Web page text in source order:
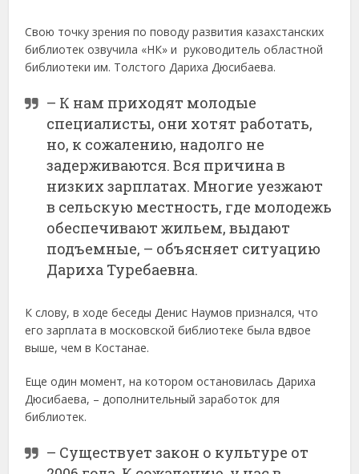
Свою точку зрения по поводу развития казахстанских
библиотек озвучила «НК» и руководитель областной
библиотеки им. Толстого Дариха Дюсибаева.
– К нам приходят молодые
специалисты, они хотят работать,
но, к сожалению, надолго не
задерживаются. Вся причина в
низких зарплатах. Многие уезжают
в сельскую местность, где молодежь
обеспечивают жильем, выдают
подъемные, – объясняет ситуацию
Дариха Туребаевна.
К слову, в ходе беседы Денис Наумов признался, что
его зарплата в московской библиотеке была вдвое
выше, чем в Костанае.
Еще один момент, на котором остановилась Дариха
Дюсибаева, – дополнительный заработок для
библиотек.
– Существует закон о культуре от